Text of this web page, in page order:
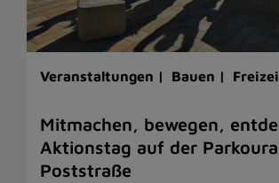
Veranstaltungen | Bauen |
Mitmachen, bewegen,
Aktionstag auf der
Poststraße